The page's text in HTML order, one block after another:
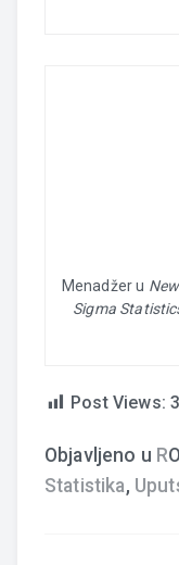
Menadžer u
Sigma
Post Views: 3
Objavljeno u R
Statistika,